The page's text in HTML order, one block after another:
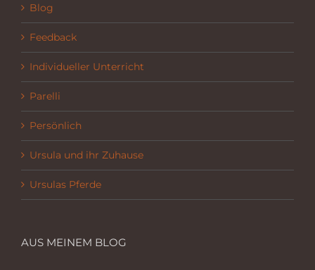
Blog
Feedback
Individueller Unterricht
Parelli
Persönlich
Ursula und ihr Zuhause
Ursulas Pferde
AUS MEINEM BLOG